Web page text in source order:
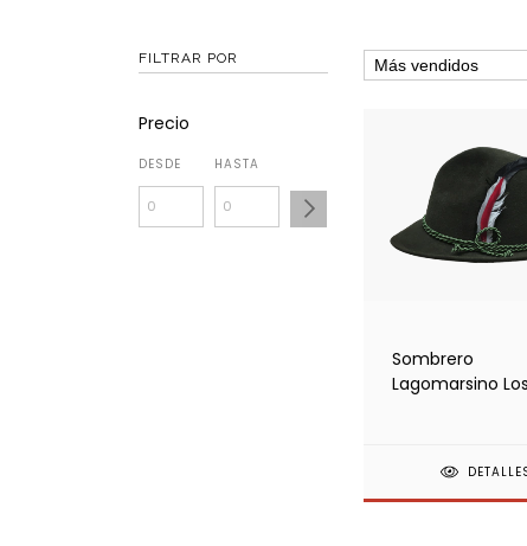
FILTRAR POR
Precio
DESDE HASTA
Sombrero
Lagomarsino Los